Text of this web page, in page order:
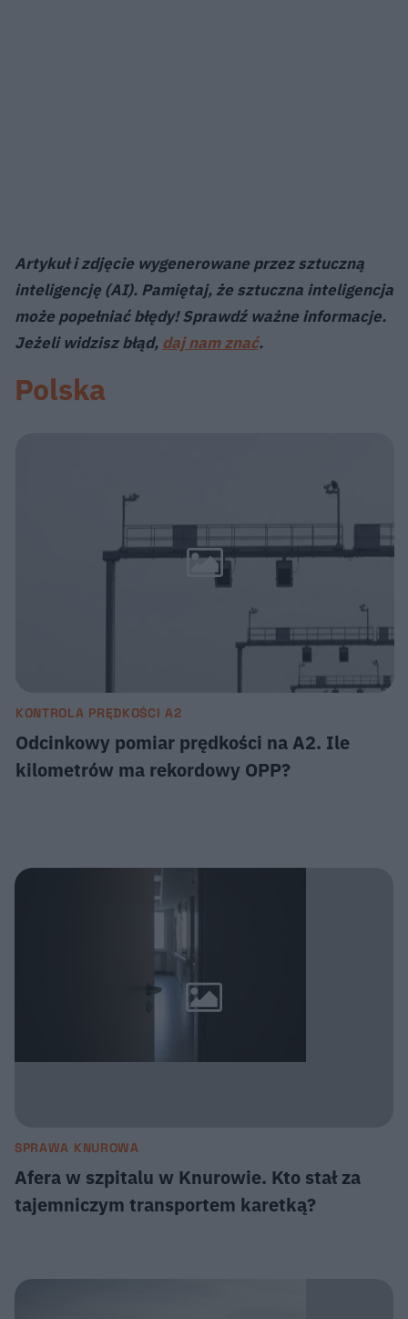
Artykuł i zdjęcie wygenerowane przez sztuczną
inteligencję (AI). Pamiętaj, że sztuczna inteligencja
może popełniać błędy! Sprawdź ważne informacje.
Jeżeli widzisz błąd, daj nam znać.
Polska
KONTROLA PRĘDKOŚCI A2
Odcinkowy pomiar prędkości na A2. Ile
kilometrów ma rekordowy OPP?
SPRAWA KNUROWA
Afera w szpitalu w Knurowie. Kto stał za
tajemniczym transportem karetką?